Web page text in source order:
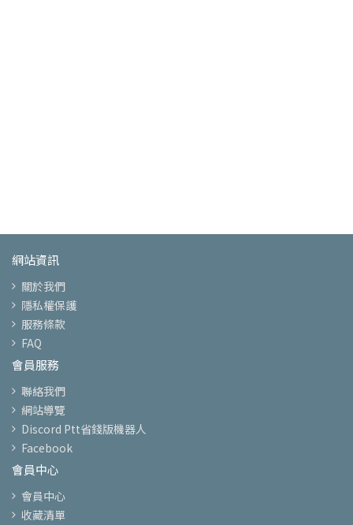
網站資訊
關於我們
隱私權保護
服務條款
FAQ
會員服務
聯絡我們
網站導覽
Discord Ptt省錢版機器人
Facebook
會員中心
會員中心
收藏清單